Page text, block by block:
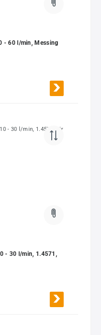
- 60 l/min, Messing
- 30 l/min, 1.4571,